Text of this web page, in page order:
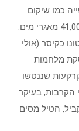
כמו שיקום
כבישים, תעלות וסוללות, ולשיפוץ ובנייה של כ- 41,000 מאגרי מים.
כקיסר (אולי
מלחמות
שננטשו
הקרבות, בעיקר
הטיל מסים